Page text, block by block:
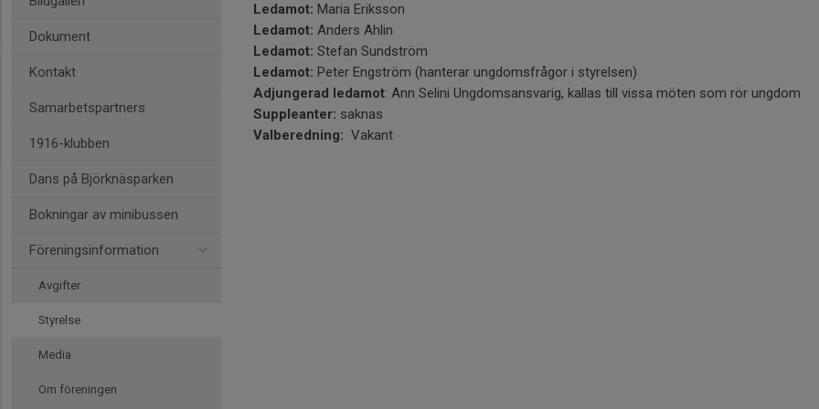
Dokument
Kontakt
Samarbetspartners
1916-klubben
Dans på Björknäsparken
Bokningar av minibussen
Föreningsinformation
Avgifter
Styrelse
Media
Om föreningen
Ledamot: Maria Eriksson
Ledamot: Anders Ahlin
Ledamot: Stefan Sundström
Ledamot: Peter Engström (hanterar ungdomsfrågor i styrelsen)
Adjungerad ledamot: Ann Selini Ungdomsansvarig, kallas till vissa möten som rör ungdom
Suppleanter: saknas
Valberedning: Vakant